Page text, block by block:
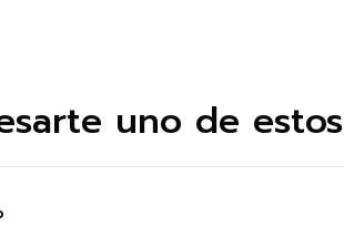
uno de estos